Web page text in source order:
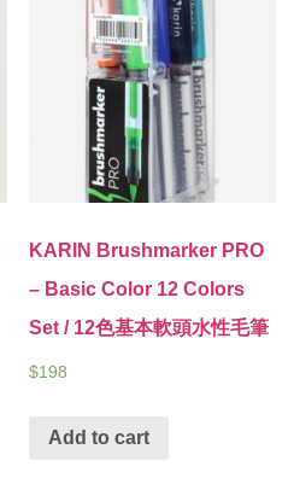
KARIN Brushmarker PRO
– Basic Color 12 Colors
Set / 12色基本軟頭水性毛筆
$198
Add to cart